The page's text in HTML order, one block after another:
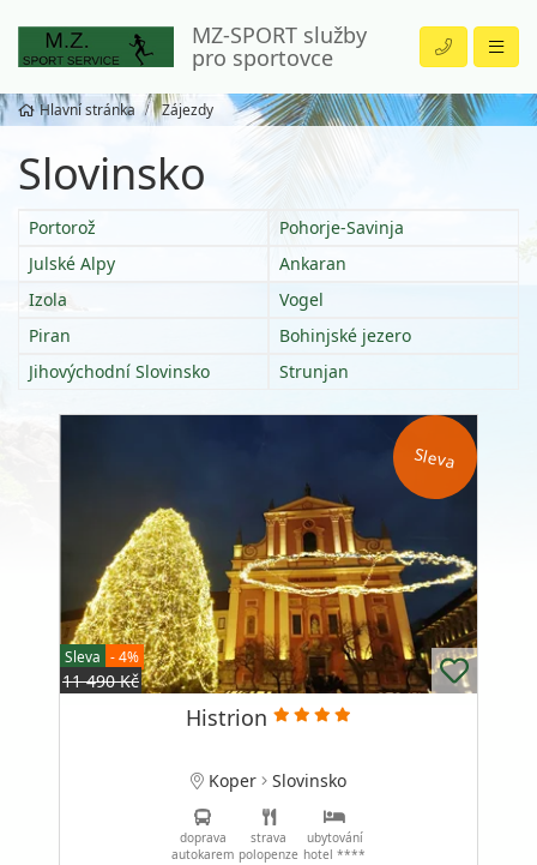
MZ-SPORT služby
pro sportovce
Hlavní stránka Zájezdy
Slovinsko
Portorož
Julské Alpy
Izola
Piran
Jihovýchodní Slovinsko
Pohorje-Savinja
Ankaran
Vogel
Bohinjské jezero
Strunjan
Sleva
Sleva - 4%
11 490 Kč
Histrion
Koper Slovinsko
doprava
autokarem
strava
polopenze
ubytování
hotel ****